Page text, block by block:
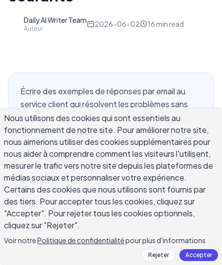
Daily AI Writer Team
Auteur
2026-06-02 16 min read
Écrire des exemples de réponses par email au
service client qui résolvent les problèmes sans
sembler préfabriqués est plus difficile qu'il n'y
paraît. La plupart des équipes d'assistance ont un
dossier de modèles qui avaient du sens quand ils
ont été écrits, mais qui semblent maintenant
froids et évasifs pour tous ceux qui les reçoivent.
Que vous gériez une plainte concernant une
commande retardée, un différend de facturation,
un défaut de produit ou un bug qui a frustré un
client payant pendant trois jours, la qualité de
votre réponse détermine si ce client reste ou s'en
va. Ce guide couvre les réponses par email au
service client éprouvées dans les catégories
Nous utilisons des cookies qui sont essentiels au
fonctionnement de notre site. Pour améliorer notre site,
nous aimerions utiliser des cookies supplémentaires pour
nous aider à comprendre comment les visiteurs l'utilisent,
mesurer le trafic vers notre site depuis les plateformes de
médias sociaux et personnaliser votre expérience.
Certains des cookies que nous utilisons sont fournis par
des tiers. Pour accepter tous les cookies, cliquez sur
"Accepter". Pour rejeter tous les cookies optionnels,
cliquez sur "Rejeter".
Voir notrePolitique de confidentialitépour plus d'informations
Rejeter Accepter